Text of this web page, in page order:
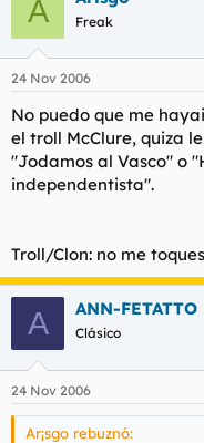
A Freak
24 Nov 2006
No puedo que me
el troll McClure, quiza
"Jodamos al Vasco" o
independentista".
Troll/Clon: no me
A ANN-FETATTO
Clásico
24 Nov 2006
Ar¡sgo rebuznó: